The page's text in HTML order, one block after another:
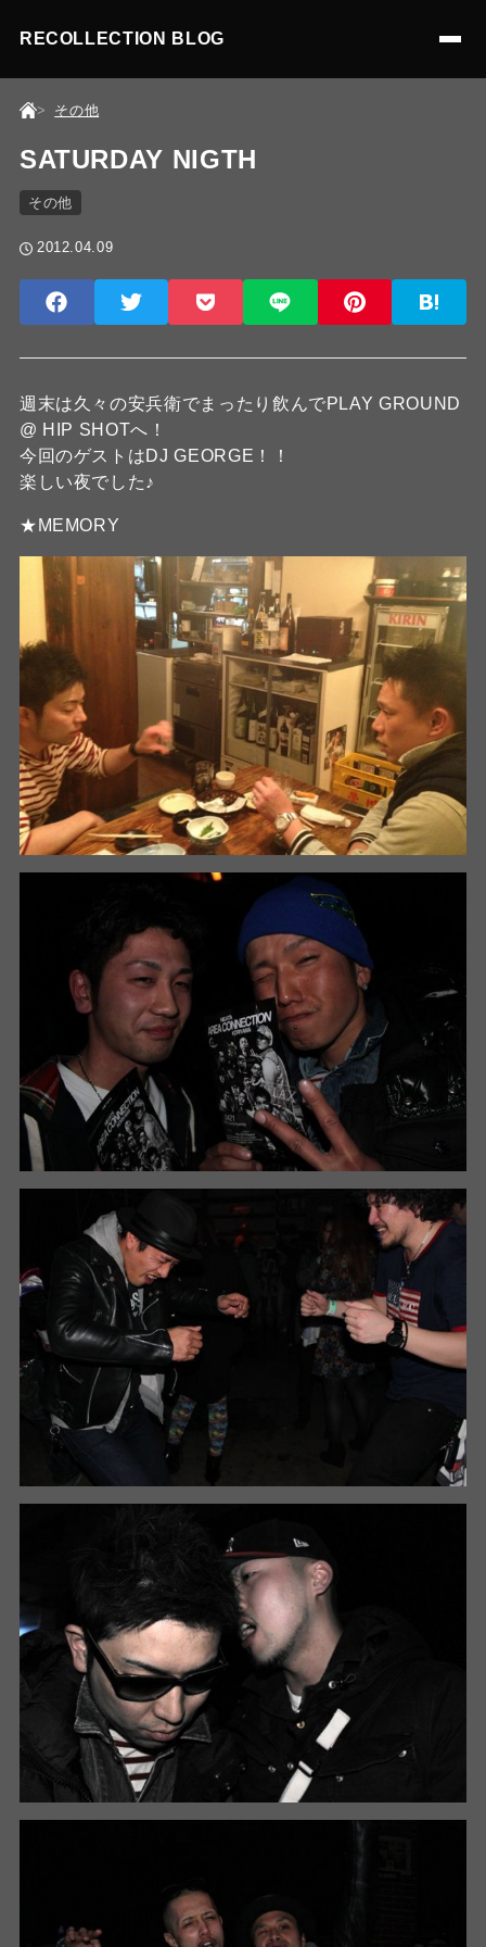
RECOLLECTION BLOG
その他
SATURDAY NIGTH
その他
2012.04.09
週末は久々の安兵衛でまったり飲んでPLAY GROUND
@ HIP SHOTへ！
今回のゲストはDJ GEORGE！！
楽しい夜でした♪
★MEMORY